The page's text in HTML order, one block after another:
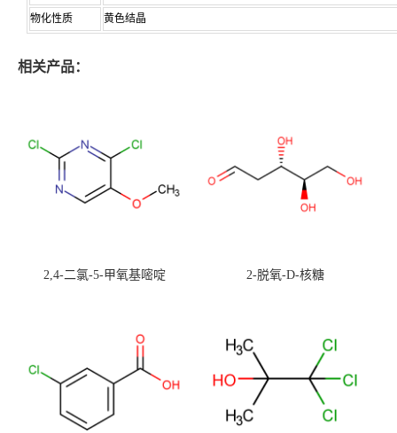
物化性质 黄色结晶
相关产品：
2,4-二氯-5-甲氧基嘧啶 2-脱氧-D-核糖